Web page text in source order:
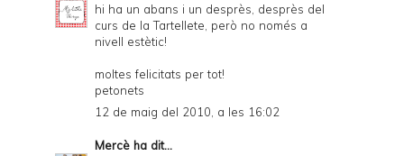
hi ha un abans i un desprès, desprès del
curs de la Tartellete, però no només a
nivell estètic!
moltes felicitats per tot!
petonets
12 de maig del 2010, a les 16:02
Mercè ha dit...